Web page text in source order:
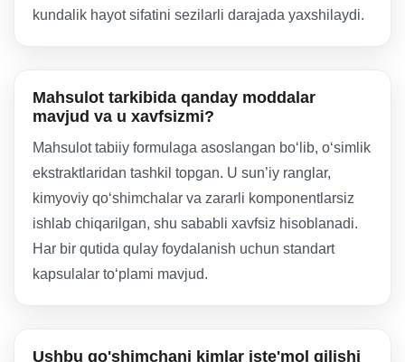
kundalik hayot sifatini sezilarli darajada yaxshilaydi.
Mahsulot tarkibida qanday moddalar
mavjud va u xavfsizmi?
Mahsulot tabiiy formulaga asoslangan bo‘lib, o‘simlik
ekstraktlaridan tashkil topgan. U sun’iy ranglar,
kimyoviy qo‘shimchalar va zararli komponentlarsiz
ishlab chiqarilgan, shu sababli xavfsiz hisoblanadi.
Har bir qutida qulay foydalanish uchun standart
kapsulalar to‘plami mavjud.
Ushbu qo'shimchani kimlar iste'mol qilishi